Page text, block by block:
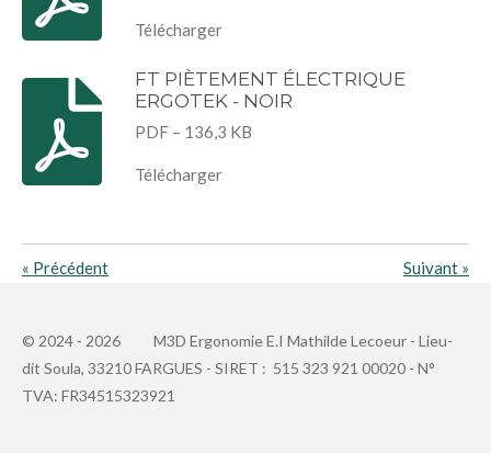
Télécharger
FT PIÈTEMENT ÉLECTRIQUE
ERGOTEK - NOIR
PDF – 136,3 KB
Télécharger
« Précédent Suivant »
© 2024 - 2026 M3D Ergonomie E.I Mathilde Lecoeur - Lieu-
dit Soula, 33210 FARGUES - SIRET : 515 323 921 00020 - N°
TVA: FR34515323921